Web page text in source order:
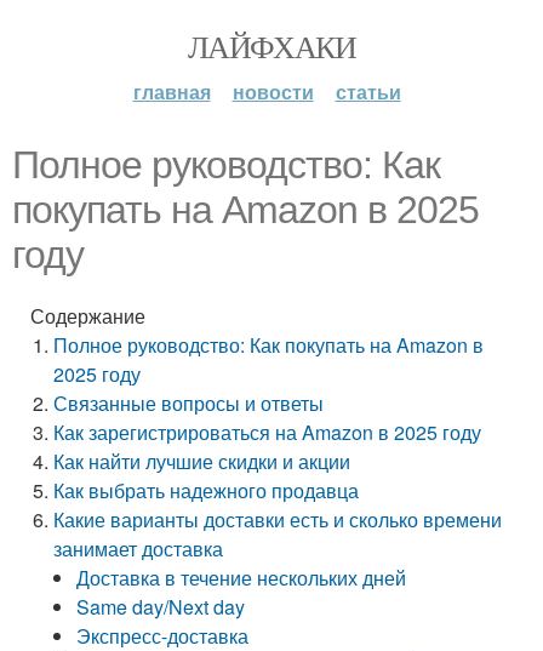
ЛАЙФХАКИ
главная новости статьи
Полное руководство: Как
покупать на Amazon в 2025
году
Содержание
Полное руководство: Как покупать на Amazon в
2025 году
Связанные вопросы и ответы
Как зарегистрироваться на Amazon в 2025 году
Как найти лучшие скидки и акции
Как выбрать надежного продавца
Какие варианты доставки есть и сколько времени
занимает доставка
Доставка в течение нескольких дней
Same day/Next day
Экспресс-доставка